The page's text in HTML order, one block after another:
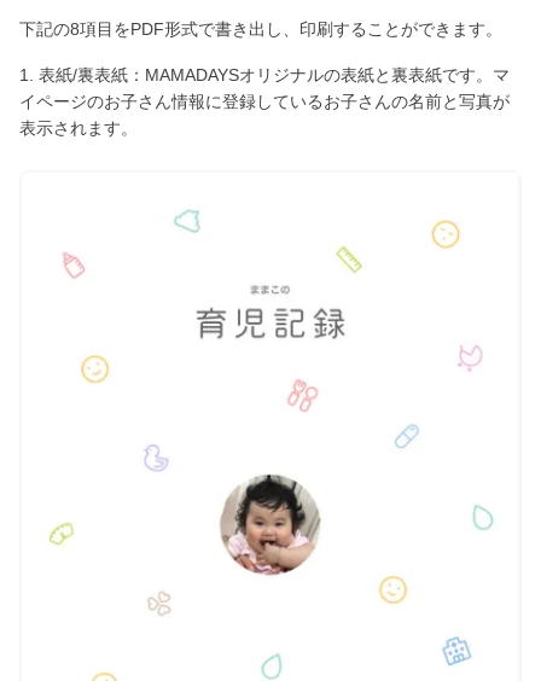
下記の8項目をPDF形式で書き出し、印刷することができます。
1. 表紙/裏表紙：MAMADAYSオリジナルの表紙と裏表紙です。マ
イページのお子さん情報に登録しているお子さんの名前と写真が
表示されます。